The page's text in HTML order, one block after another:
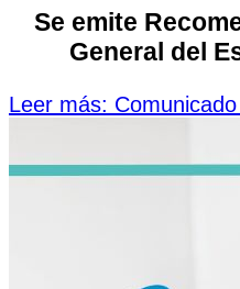
Se emite
General del
Leer más: